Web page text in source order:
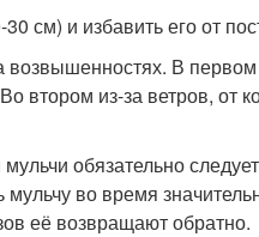
см) и избавить его от
возвышенностях. В
втором из-за ветров, от
обязательно
во время
её возвращают обратно.